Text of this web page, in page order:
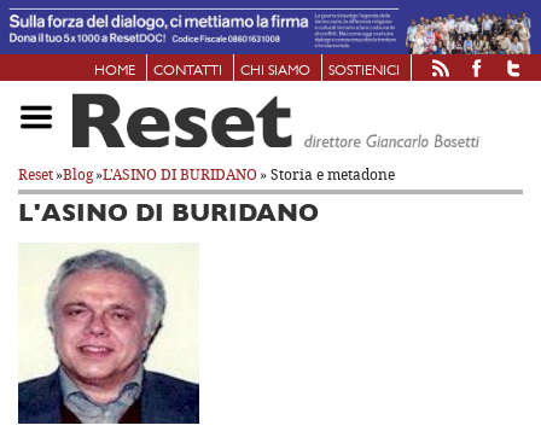
HOME CONTATTI CHI SIAMO SOSTIENICI
Reset»Blog»L'ASINO DI BURIDANO» Storia e metadone
L'ASINO DI BURIDANO